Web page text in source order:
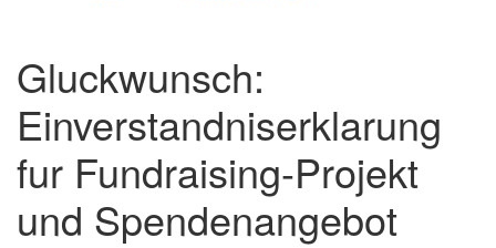
Gluckwunsch:
Einverstandniserklarung
fur Fundraising-Projekt
und Spendenangebot